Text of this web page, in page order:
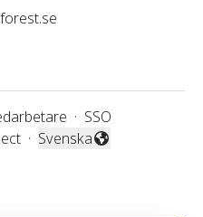
· SSO
· Byt språk
Svenska